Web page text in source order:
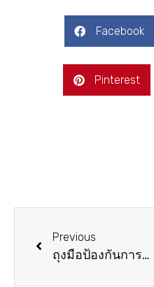
Facebook
Pinterest
Previous
ถุงมือป้องกันการบาดระดับ5 STUNT